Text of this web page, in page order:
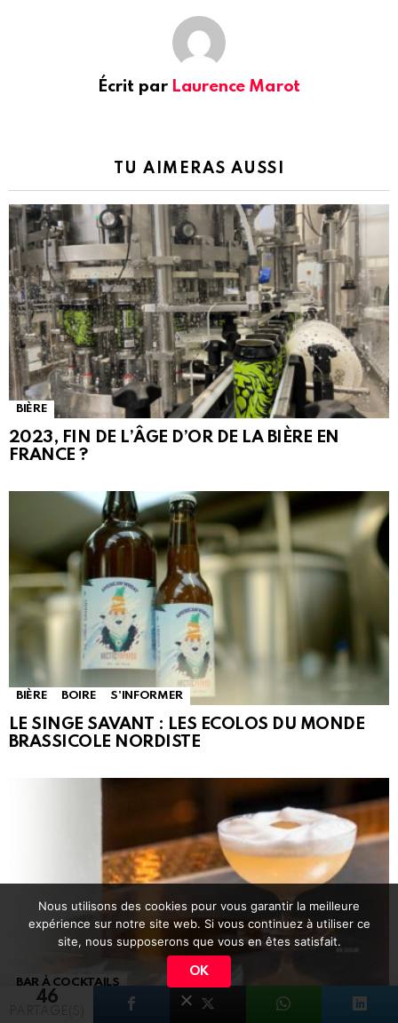
46
Écrit par Laurence Marot
TU AIMERAS AUSSI
BIÈRE
2023, FIN DE L’ÂGE D’OR DE LA BIÈRE EN
FRANCE ?
BIÈRE BOIRE S'INFORMER
LE SINGE SAVANT : LES ECOLOS DU MONDE
BRASSICOLE NORDISTE
BAR À COCKTAILS
LA PETITE MAISON : « DÉJÀ VU », UN SALUT À
Nous utilisons des cookies pour vous garantir la meilleure
expérience sur notre site web. Si vous continuez à utiliser ce
site, nous supposerons que vous en êtes satisfait.
OK